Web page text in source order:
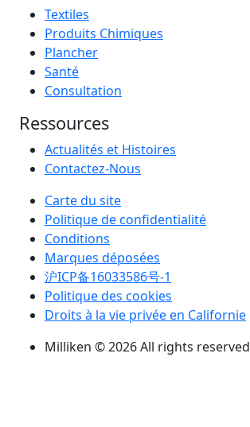
Textiles
Produits Chimiques
Plancher
Santé
Consultation
Ressources
Actualités et Histoires
Contactez-Nous
Carte du site
Politique de confidentialité
Conditions
Marques déposées
沪ICP备16033586号-1
Politique des cookies
Droits à la vie privée en Californie
Milliken © 2026 All rights reserved